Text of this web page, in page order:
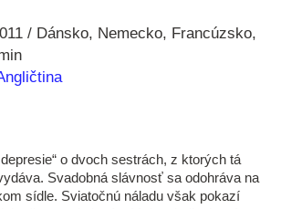
Dánsko Nemecko Francúzsko
o dvoch sestrách, z ktorých tá
Svadobná slávnosť sa odohráva na
sídle. Sviatočnú náladu však pokazí